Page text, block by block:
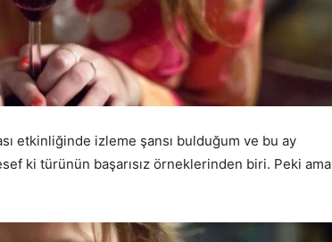
etkinliğinde izleme şansı bulduğum ve bu ay
ki türünün başarısız örneklerinden biri. Peki ama